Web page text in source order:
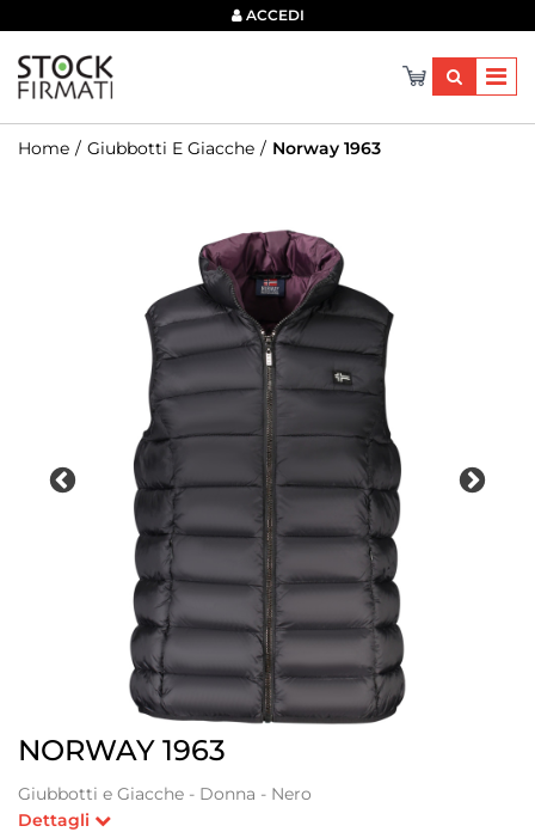
ACCEDI
Home Giubbotti E Giacche Norway 1963
NORWAY 1963
Giubbotti e Giacche - Donna - Nero
Dettagli